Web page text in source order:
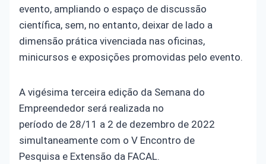
evento, ampliando o espaço de discussão
científica, sem, no entanto, deixar de lado a
dimensão prática vivenciada nas oficinas,
minicursos e exposições promovidas pelo evento.
A vigésima terceira edição da Semana do
Empreendedor será realizada no
período de 28/11 a 2 de dezembro de 2022
simultaneamente com o V Encontro de
Pesquisa e Extensão da FACAL.